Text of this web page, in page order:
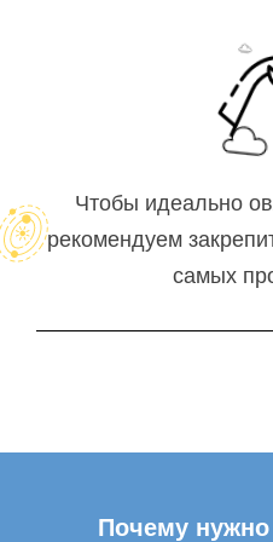
Чтобы идеально
рекомендуем
самых
Почему